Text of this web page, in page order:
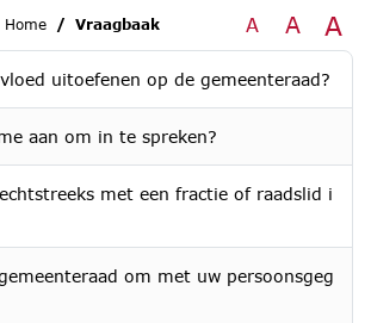
Home Vraagbaak A A A
uitoefenen op de gemeenteraad?
aan om in te spreken?
met een fractie of raadslid i
om met uw persoonsgeg